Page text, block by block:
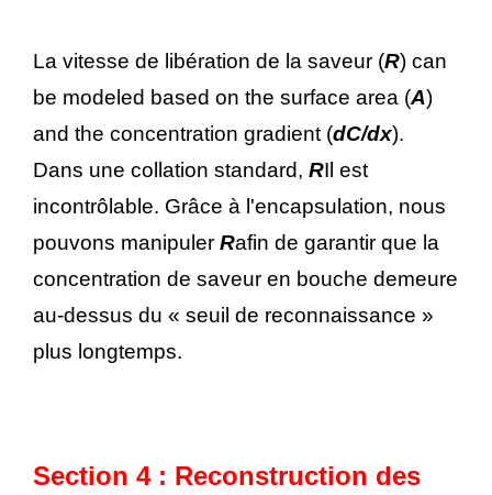
La vitesse de libération de la saveur (R) can
be modeled based on the surface area (A)
and the concentration gradient (dC/dx).
Dans une collation standard, RIl est
incontrôlable. Grâce à l'encapsulation, nous
pouvons manipuler Rafin de garantir que la
concentration de saveur en bouche demeure
au-dessus du « seuil de reconnaissance »
plus longtemps.
Section 4 : Reconstruction des